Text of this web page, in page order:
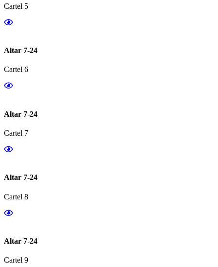
Cartel 5
Altar 7-24
Cartel 6
Altar 7-24
Cartel 7
Altar 7-24
Cartel 8
Altar 7-24
Cartel 9